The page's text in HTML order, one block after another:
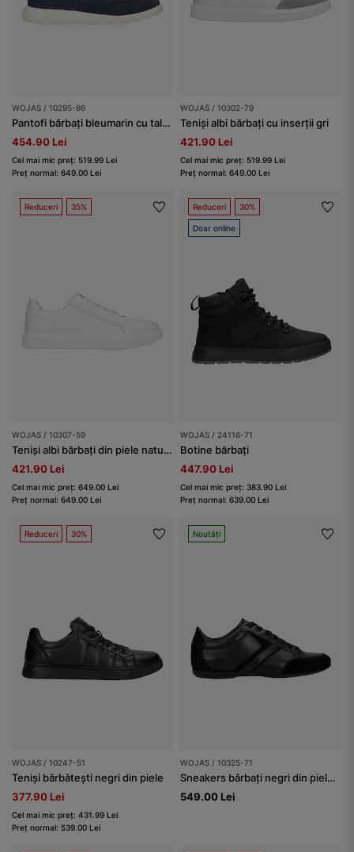
WOJAS / 10295-86
Pantofi bărbați bleumarin cu talpă în contrast
454.90 Lei
Cel mai mic preț: 519.99 Lei
Preț normal: 649.00 Lei
WOJAS / 10302-79
Teniși albi bărbați cu inserții gri
421.90 Lei
Cel mai mic preț: 519.99 Lei
Preț normal: 649.00 Lei
Reduceri 35%
WOJAS / 10307-59
Teniși albi bărbați din piele naturală netedă
421.90 Lei
Cel mai mic preț: 649.00 Lei
Preț normal: 649.00 Lei
Reduceri 30%
Doar online
WOJAS / 24116-71
Botine bărbați
447.90 Lei
Cel mai mic preț: 383.90 Lei
Preț normal: 639.00 Lei
Reduceri 30%
WOJAS / 10247-51
Teniși bărbătești negri din piele
377.90 Lei
Cel mai mic preț: 431.99 Lei
Preț normal: 539.00 Lei
Noutăți
WOJAS / 10325-71
Sneakers bărbați negri din piele combinată
549.00 Lei